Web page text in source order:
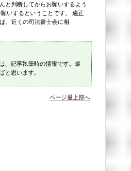
と判断してからお願いするよう
いするということです。 適正
、近くの司法書士会に相
、記事執筆時の情報です。最
と思います。
ページ最上部へ